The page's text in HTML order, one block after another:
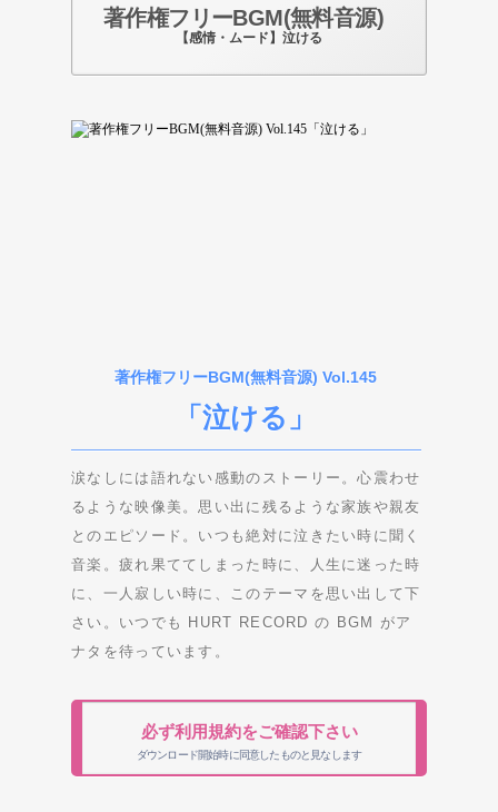
著作権フリーBGM(無料音源)
【感情・ムード】泣ける
著作権フリーBGM(無料音源) Vol.145
「泣ける」
涙なしには語れない感動のストーリー。心震わせ
るような映像美。思い出に残るような家族や親友
とのエピソード。いつも絶対に泣きたい時に聞く
音楽。疲れ果ててしまった時に、人生に迷った時
に、一人寂しい時に、このテーマを思い出して下
さい。いつでも HURT RECORD の BGM がア
ナタを待っています。
必ず利用規約をご確認下さい
ダウンロード開始時に同意したものと見なします